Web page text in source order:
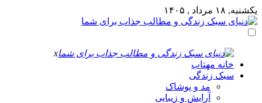
یکشنبه, ۱۸ مرداد , ۱۴۰۵
x
خانه مهتاب
سبک زندگی
مد و پوشاک
آرایش و زیبایی